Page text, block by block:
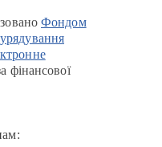
Фондом
фінансової